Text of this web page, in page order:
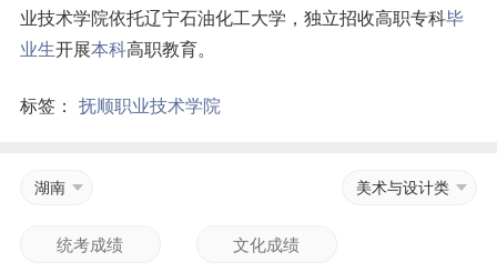
业技术学院依托辽宁石油化工大学，独立招收高职专科毕
业生开展本科高职教育。
标签： 抚顺职业技术学院
湖南 美术与设计类